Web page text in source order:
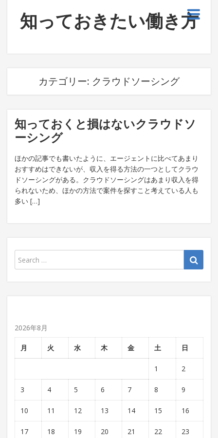
知っておきたい働き方
カテゴリー: クラウドソーシング
知っておくと損はないクラウドソ
ーシング
ほかの記事でも書いたように、エージェントに比べてあまり
おすすめはできないが、収入を得る方法の一つとしてクラウ
ドソーシングがある。クラウドソーシングはあまり収入を得
られないため、ほかの方法で案件を探すこと考えている人も
多い […]
2026年8月
月 火 水 木 金 土 日
1 2
3 4 5 6 7 8 9
10 11 12 13 14 15 16
17 18 19 20 21 22 23